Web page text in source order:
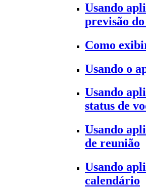
Usando
previsão
Como
Usando o
Usando
status de
Usando
de reunião
Usando
calendário